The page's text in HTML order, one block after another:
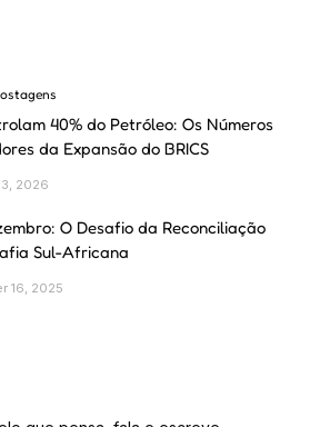
40% do Petróleo: Os Números
da Expansão do BRICS
2026
O Desafio da Reconciliação
Sul-Africana
16, 2025